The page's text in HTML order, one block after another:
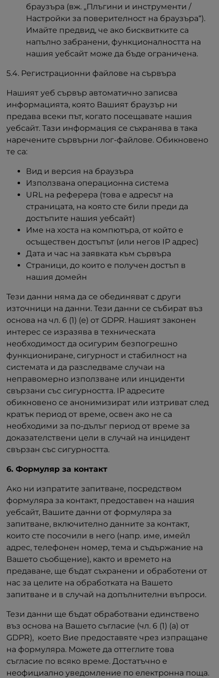
браузъра (вж. „Плъгини и инструменти /
Настройки за поверителност на браузъра“).
Имайте предвид, че ако бисквитките са
напълно забранени, функционалността на
нашия уебсайт може да бъде ограничена.
5.4. Регистрационни файлове на сървъра
Нашият уеб сървър автоматично записва
информацията, която Вашият браузър ни
предава всеки път, когато посещавате нашия
уебсайт. Тази информация се съхранява в така
наречените сървърни лог-файлове. Обикновено
те са:
Вид и версия на браузъра
Използвана операционна система
URL на реферера (това е адресът на
страницата, на която сте били преди да
достъпите нашия уебсайт)
Име на хоста на компютъра, от който е
осъществен достъпът (или негов IP адрес)
Дата и час на заявката към сървъра
Страници, до които е получен достъп в
нашия домейн
Тези данни няма да се обединяват с други
източници на данни. Тези данни се събират въз
основа на чл. 6 (1) (е) от GDPR. Нашият законен
интерес се изразява в техническата
необходимост да осигурим безпогрешно
функциониране, сигурност и стабилност на
системата и да разследваме случаи на
неправомерно използване или инциденти
свързани със сигурността. IP адресите
обикновено се анонимизират или изтриват след
кратък период от време, освен ако не са
необходими за по-дълъг период от време за
доказателствени цели в случай на инцидент
свързан със сигурността.
6. Формуляр за контакт
Ако ни изпратите запитване, посредством
формуляра за контакт, предоставен на нашия
уебсайт, Вашите данни от формуляра за
запитване, включително данните за контакт,
които сте посочили в него (напр. име, имейл
адрес, телефонен номер, тема и съдържание на
Вашето съобщение), както и времето на
предаване, ще бъдат съхранени и обработени от
нас за целите на обработката на Вашето
запитване и в случай на допълнителни въпроси.
Тези данни ще бъдат обработвани единствено
въз основа на Вашето съгласие (чл. 6 (1) (a) от
GDPR), което Вие предоставяте чрез изпращане
на формуляра. Можете да оттеглите това
съгласие по всяко време. Достатъчно е
неофициално уведомление по електронна поща.